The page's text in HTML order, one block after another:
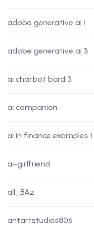
adobe generative ai 1
adobe generative ai 3
ai chatbot bard 3
ai companion
ai in finance examples 1
ai-girlfriend
all_BAz
antartstudios806